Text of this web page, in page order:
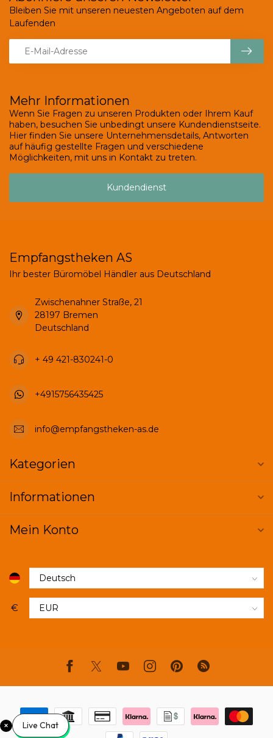
Mehr Informationen
Wenn Sie Fragen zu unseren Produkten oder Ihrem Kauf
haben, besuchen Sie unbedingt unsere Kundendienstseite.
Hier finden Sie unsere Unternehmensdetails, Antworten
auf häufig gestellte Fragen und verschiedene
Möglichkeiten, mit uns in Kontakt zu treten.
Kundendienst
Bleiben Sie mit unseren neuesten Angeboten auf dem
Laufenden
Empfangstheken AS
Ihr bester Büromöbel Händler aus Deutschland
Zwischenahner Straße, 21
28197 Bremen
Deutschland
+ 49 421-830241-0
+4915756435425
info@empfangstheken-as.de
Kategorien
Informationen
Mein Konto
€
Live Chat